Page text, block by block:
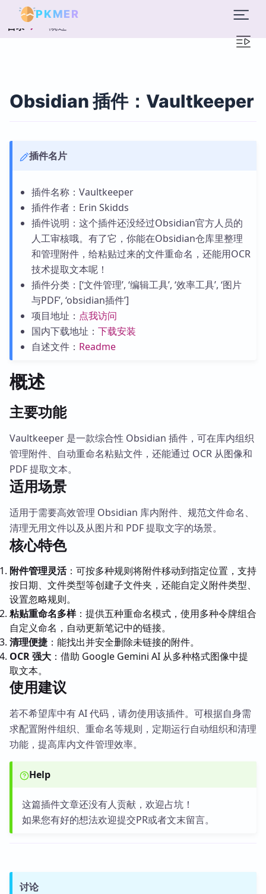
PKMER
目录 概述
Obsidian 插件：Vaultkeeper
插件名片
插件名称：Vaultkeeper
插件作者：Erin Skidds
插件说明：这个插件还没经过Obsidian官方人员的
人工审核哦。有了它，你能在Obsidian仓库里整理
和管理附件，给粘贴过来的文件重命名，还能用OCR
技术提取文本呢！
插件分类：[‘文件管理’, ‘编辑工具’, ‘效率工具’, ‘图片
与PDF’, ‘obsidian插件’]
项目地址： 点我访问
国内下载地址： 下载安装
自述文件： Readme
概述
主要功能
Vaultkeeper 是一款综合性 Obsidian 插件，可在库内组织
管理附件、自动重命名粘贴文件，还能通过 OCR 从图像和
PDF 提取文本。
适用场景
适用于需要高效管理 Obsidian 库内附件、规范文件命名、
清理无用文件以及从图片和 PDF 提取文字的场景。
核心特色
附件管理灵活：可按多种规则将附件移动到指定位置，支持
按日期、文件类型等创建子文件夹，还能自定义附件类型、
设置忽略规则。
粘贴重命名多样：提供五种重命名模式，使用多种令牌组合
自定义命名，自动更新笔记中的链接。
清理便捷 ：能找出并安全删除未链接的附件。
OCR 强大 ：借助 Google Gemini AI 从多种格式图像中提
取文本。
使用建议
若不希望库中有 AI 代码，请勿使用该插件。可根据自身需
求配置附件组织、重命名等规则，定期运行自动组织和清理
功能，提高库内文件管理效率。
Help
这篇插件文章还没有人贡献，欢迎占坑！
如果您有好的想法欢迎提交PR或者文末留言。
讨论